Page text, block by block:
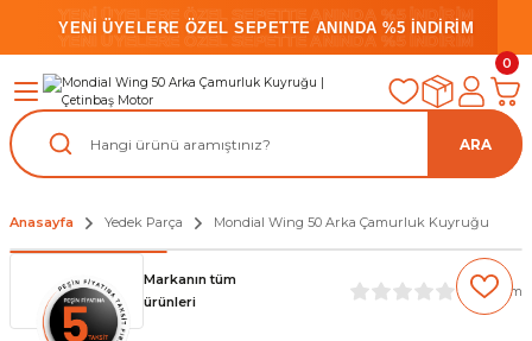
YENİ ÜYELERE ÖZEL SEPETTE ANINDA %5 İNDİRİM
YENİ ÜYELERE ÖZEL SEPETTE ANINDA %5 İNDİRİM
YENİ ÜYELERE ÖZEL SEPETTE ANINDA %5 İNDİRİM
ARA
0
Anasayfa Yedek Parça Mondial Wing 50 Arka Çamurluk Kuyruğu
Markanın tüm
ürünleri
(0) Yorum